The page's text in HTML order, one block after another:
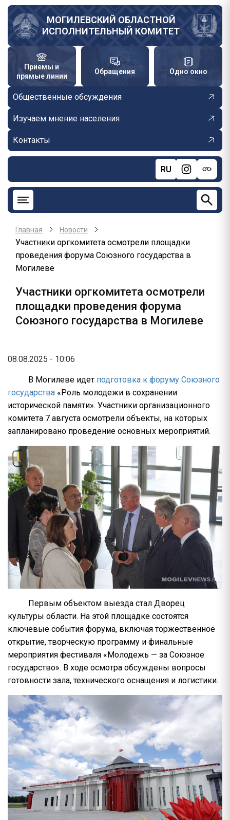
Перейти
основному
содержанию
МОГИЛЕВСКИЙ ОБЛАСТНОЙ
ИСПОЛНИТЕЛЬНЫЙ КОМИТЕТ
Приемы и
прямые линии
Обращения Одно окно
Общественные обсуждения
Изучаем мнение населения
Контакты
RU
Главная Новости
Участники оргкомитета осмотрели площадки
проведения форума Союзного государства в
Могилеве
Участники оргкомитета осмотрели
площадки проведения форума
Союзного государства в Могилеве
08.08.2025 - 10:06
В Могилеве идет подготовка к форуму Союзного
государства «Роль молодежи в сохранении
исторической памяти». Участники организационного
комитета 7 августа осмотрели объекты, на которых
запланировано проведение основных мероприятий.
Первым объектом выезда стал Дворец
культуры области. На этой площадке состоятся
ключевые события форума, включая торжественное
открытие, творческую программу и финальные
мероприятия фестиваля «Молодежь — за Союзное
государство». В ходе осмотра обсуждены вопросы
готовности зала, технического оснащения и логистики.